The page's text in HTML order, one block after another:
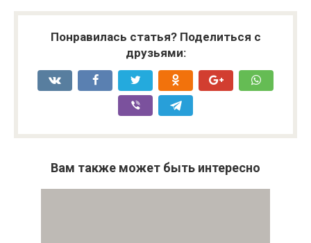
Понравилась статья? Поделиться с
друзьями:
Вам также может быть интересно